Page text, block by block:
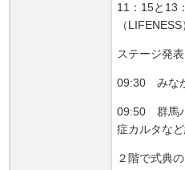
11：15と13
（LIFENESS
ステージ発表
09:30 みな
09:50 群馬
症カルタなど
２階で式典